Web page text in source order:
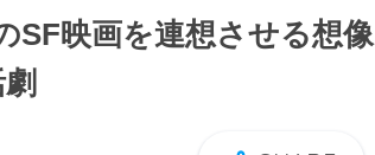
映画を連想させる想像
劇